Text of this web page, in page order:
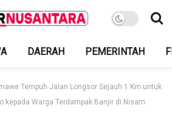
DAERAH PEMERINTAH
Tempuh Jalan Longsor Sejauh 1 Km untuk
kepada Warga Terdampak Banjir di Nisam